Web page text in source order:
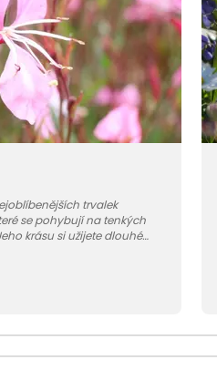
trvalek
se pohybují na tenkých
krásu si užijete dlouhé
světle růžových až tmavě